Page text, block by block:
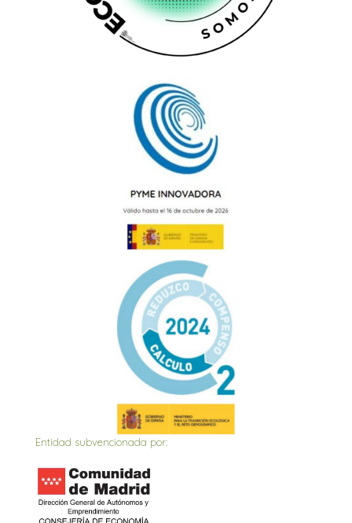
Entidad subvencionada por: